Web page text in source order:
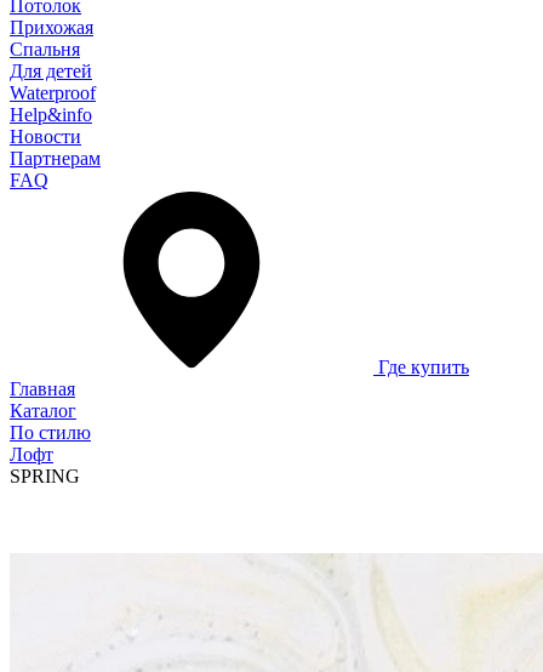
Потолок
Прихожая
Спальня
Для детей
Waterproof
Help&info
Новости
Партнерам
FAQ
Где купить
Главная
Каталог
По стилю
Лофт
SPRING